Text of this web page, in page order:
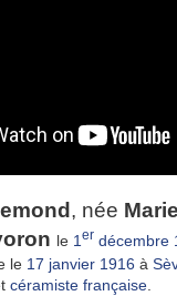
, née
le 1 er décembre
le 17 janvier 1916 à
céramiste française